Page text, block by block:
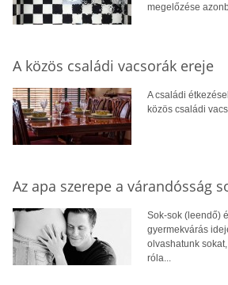
megelőzése
A közös családi vacsorák ereje
A családi
közös családi
Az apa szerepe a várandósság
Sok-sok (leendő)
gyermekvárás
olvashatunk
róla...